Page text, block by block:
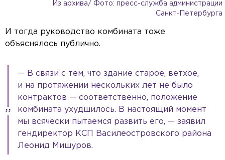
Из архива/ Фото: пресс-служба администрации
Санкт‑Петербурга
И тогда руководство комбината тоже
объяснялось публично.
— В связи с тем, что здание старое, ветхое,
и на протяжении нескольких лет не было
контрактов — соответственно, положение
комбината ухудшилось. В настоящий момент
мы всячески пытаемся развить его, — заявил
гендиректор КСП Василеостровского района
Леонид Мишуров.